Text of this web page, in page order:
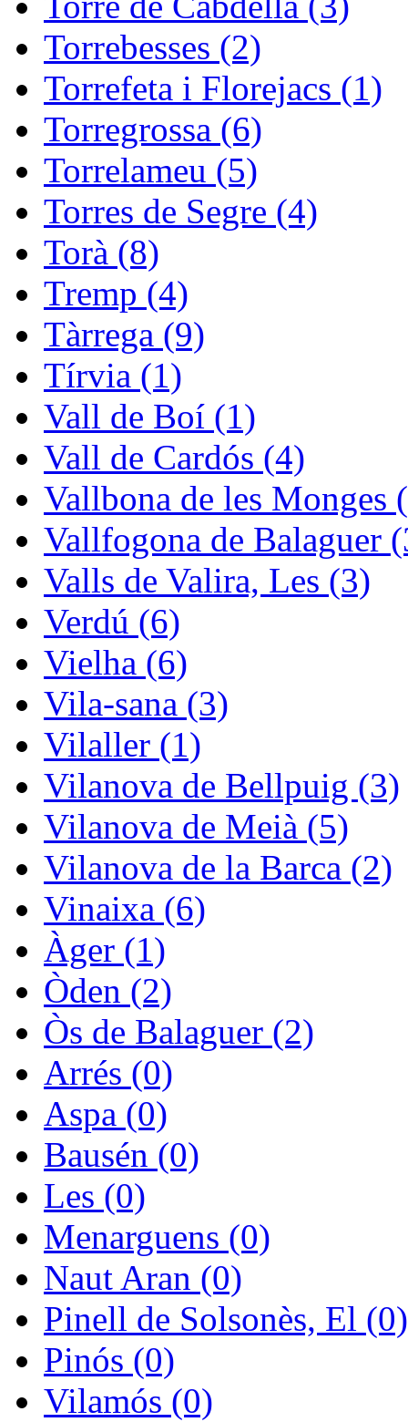
Torrebesses (2)
Torrefeta i Florejacs (1)
Torregrossa (6)
Torrelameu (5)
Torres de Segre (4)
Torà (8)
Tremp (4)
Tàrrega (9)
Tírvia (1)
Vall de Boí (1)
Vall de Cardós (4)
Vallbona de les Monges
Vallfogona de Balaguer
Valls de Valira, Les (3)
Verdú (6)
Vielha (6)
Vila-sana (3)
Vilaller (1)
Vilanova de Bellpuig (3)
Vilanova de Meià (5)
Vilanova de la Barca (2)
Vinaixa (6)
Àger (1)
Òden (2)
Òs de Balaguer (2)
Arrés (0)
Aspa (0)
Bausén (0)
Les (0)
Menarguens (0)
Naut Aran (0)
Pinell de Solsonès, El (0)
Pinós (0)
Vilamós (0)